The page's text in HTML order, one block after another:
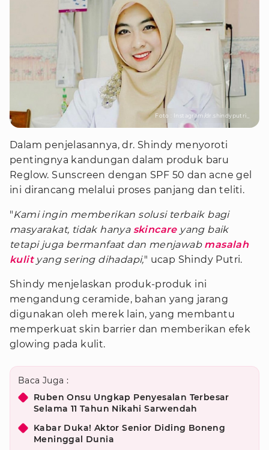
Foto : Instagram/dr.shindyputri_
Dalam penjelasannya, dr. Shindy menyoroti
pentingnya kandungan dalam produk baru
Reglow. Sunscreen dengan SPF 50 dan acne gel
ini dirancang melalui proses panjang dan teliti.
"Kami ingin memberikan solusi terbaik bagi
masyarakat, tidak hanya skincareyang baik
tetapi juga bermanfaat dan menjawab masalah
kulityang sering dihadapi," ucap Shindy Putri.
Shindy menjelaskan produk-produk ini
mengandung ceramide, bahan yang jarang
digunakan oleh merek lain, yang membantu
memperkuat skin barrier dan memberikan efek
glowing pada kulit.
Baca Juga :
Ruben Onsu Ungkap Penyesalan Terbesar
Selama 11 Tahun Nikahi Sarwendah
Kabar Duka! Aktor Senior Diding Boneng
Meninggal Dunia